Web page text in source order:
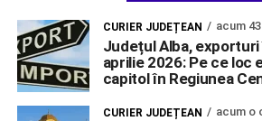
CURIER JUDEȚEAN acum
Județul Alba,
aprilie 2026: Pe ce loc
capitol în Regiunea
CURIER JUDEȚEAN acum o